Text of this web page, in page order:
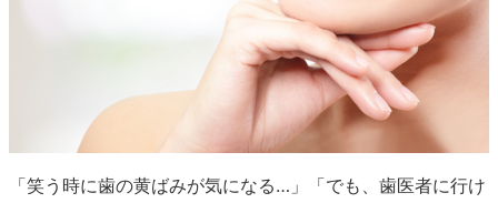
「笑う時に歯の黄ばみが気になる…」「でも、歯医者に行け